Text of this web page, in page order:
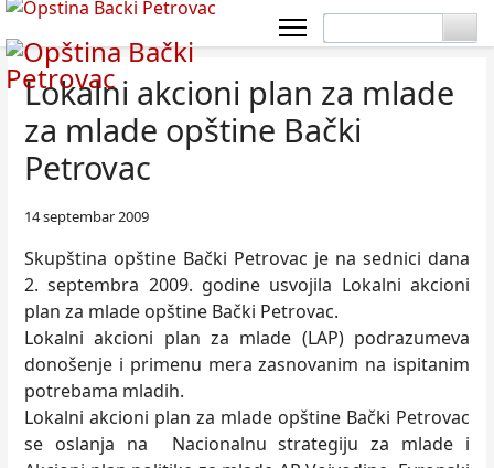
Lokalni akcioni plan za mlade
za mlade opštine Bački
Petrovac
14 septembar 2009
Skupština opštine Bački Petrovac je na sednici dana
2. septembra 2009. godine usvojila Lokalni akcioni
plan za mlade opštine Bački Petrovac.
Lokalni akcioni plan za mlade (LAP) podrazumeva
donošenje i primenu mera zasnovanim na ispitanim
potrebama mladih.
Lokalni akcioni plan za mlade opštine Bački Petrovac
se oslanja na Nacionalnu strategiju za mlade i